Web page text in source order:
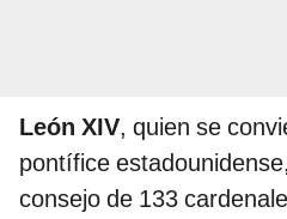
León XIV, quien se
pontífice
consejo de 133